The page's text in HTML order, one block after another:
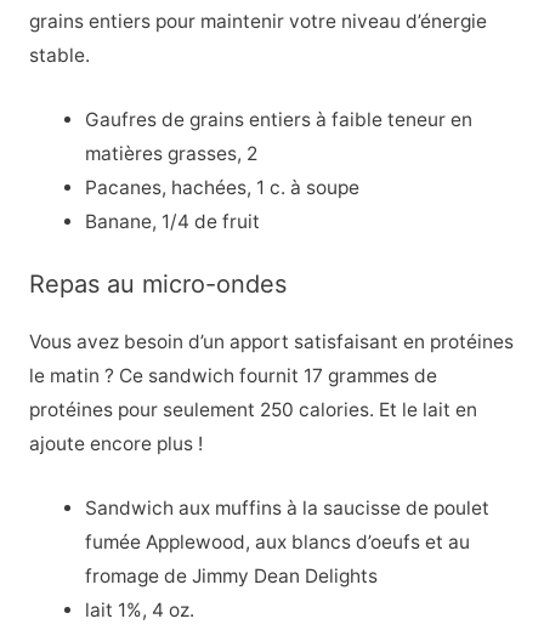
grains entiers pour maintenir votre niveau d’énergie
stable.
Gaufres de grains entiers à faible teneur en
matières grasses, 2
Pacanes, hachées, 1 c. à soupe
Banane, 1/4 de fruit
Repas au micro-ondes
Vous avez besoin d’un apport satisfaisant en protéines
le matin ? Ce sandwich fournit 17 grammes de
protéines pour seulement 250 calories. Et le lait en
ajoute encore plus !
Sandwich aux muffins à la saucisse de poulet
fumée Applewood, aux blancs d’oeufs et au
fromage de Jimmy Dean Delights
lait 1%, 4 oz.